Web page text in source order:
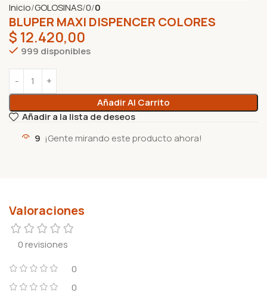
Inicio GOLOSINAS 0 0
BLUPER MAXI DISPENCER COLORES
$ 12.420,00
999 disponibles
Añadir Al Carrito
Añadir a la lista de deseos
9 ¡Gente mirando este producto ahora!
Valoraciones
0 revisiones
0
0